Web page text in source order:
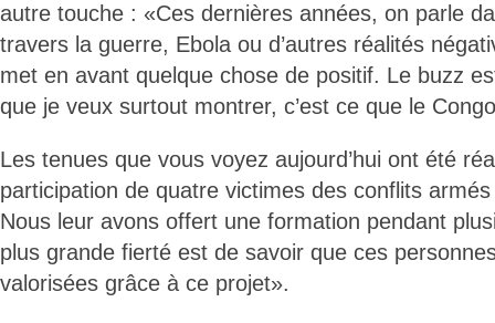
autre touche : «Ces dernières années, on parle
travers la guerre, Ebola ou d’autres réalités
met en avant quelque chose de positif. Le buzz
que je veux surtout montrer, c’est ce que le
Les tenues que vous voyez aujourd’hui ont été
participation de quatre victimes des conflits armés
Nous leur avons offert une formation pendant
plus grande fierté est de savoir que ces
valorisées grâce à ce projet».